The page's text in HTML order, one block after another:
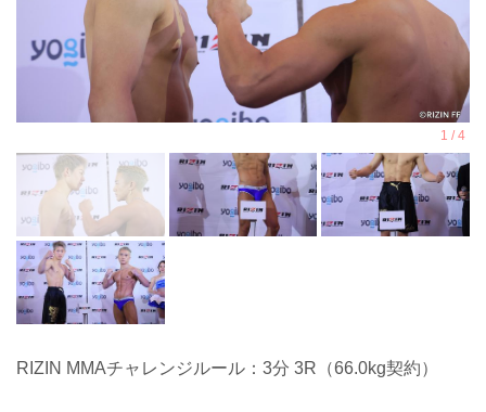
RIZIN MMAチャレンジルール：3分 3R（66.0kg契約）